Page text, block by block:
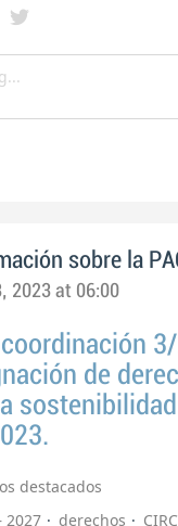
sobre la
2023 at 06:00
de
destacados
2027
derechos